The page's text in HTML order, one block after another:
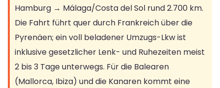
Hamburg → Málaga/Costa del Sol rund 2.700 km.
Die Fahrt führt quer durch Frankreich über die
Pyrenäen; ein voll beladener Umzugs-Lkw ist
inklusive gesetzlicher Lenk- und Ruhezeiten meist
2 bis 3 Tage unterwegs. Für die Balearen
(Mallorca, Ibiza) und die Kanaren kommt eine